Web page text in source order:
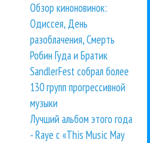
Обзор киноновинок:
Одиссея, День
разоблачения, Смерть
Робин Гуда и Братик
SandlerFest собрал более
130 групп прогрессивной
музыки
Лучший альбом этого года
- Raye с «This Music May